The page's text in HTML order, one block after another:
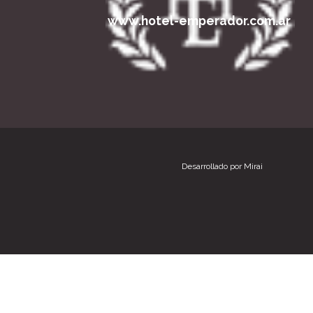
www.hotel-emperador.com.ar
Desarrollado por Mirai